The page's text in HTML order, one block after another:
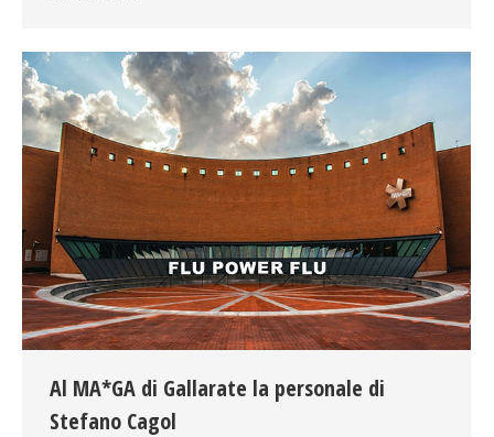
Al MA*GA di Gallarate la personale di
Stefano Cagol